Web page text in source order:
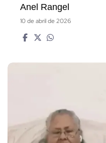
Anel Rangel
10 de abril de 2026